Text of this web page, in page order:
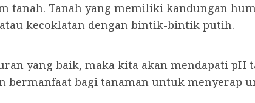
tanah. Tanah yang memiliki kandungan
kecoklatan dengan bintik-bintik putih.
yang baik, maka kita akan mendapati pH
bagi tanaman untuk menyerap